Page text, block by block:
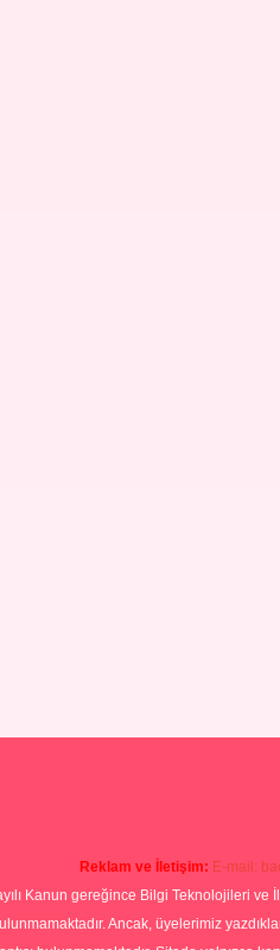
Reklam ve İletişim: E-mail:
Kanun gereğince Bilgi Teknolojileri ve
Ancak, üyelerimiz